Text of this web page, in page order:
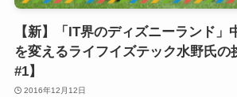
【新】「IT界のディズニーランド」
を変えるライフイズテック水野氏の
#1】
2016年12月12日